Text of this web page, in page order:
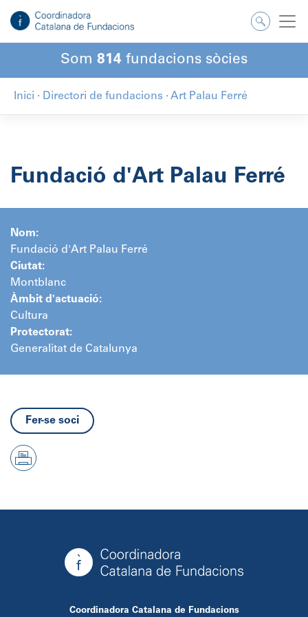
contingut
Som 814 fundacions sòcies
Inici · Directori de fundacions · Art Palau Ferré
Fundació d'Art Palau Ferré
Nom:
Fundació d'Art Palau Ferré
Ciutat:
Montblanc
Àmbit d'actuació:
Cultura
Protectorat:
Generalitat de Catalunya
Fer-se soci
Coordinadora Catalana de Fundacions